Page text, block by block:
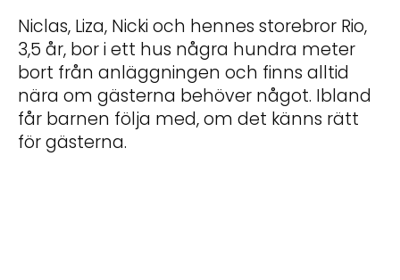
Niclas, Liza, Nicki och hennes storebror Rio,
3,5 år, bor i ett hus några hundra meter
bort från anläggningen och finns alltid
nära om gästerna behöver något. Ibland
får barnen följa med, om det känns rätt
för gästerna.